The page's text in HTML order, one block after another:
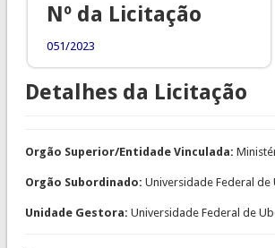
Nº da Licitação
051/2023
Detalhes da Licitação
Orgão Superior/Entidade Vinculada:
Orgão Subordinado: Universidade Federal de
Unidade Gestora: Universidade Federal de